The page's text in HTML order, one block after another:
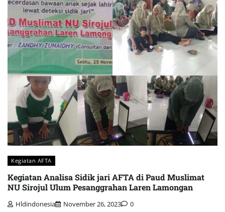
Kegiatan AFTA
Kegiatan Analisa Sidik jari AFTA di Paud Muslimat
NU Sirojul Ulum Pesanggrahan Laren Lamongan
Hldindonesia November 26, 2023 0